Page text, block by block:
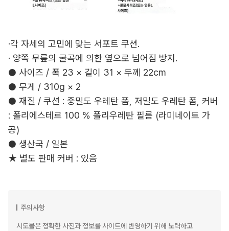
·각 자세의 고민에 맞는 서포트 쿠션.
· 양쪽 무릎의 굴곡에 의한 옆으로 넘어짐 방지.
● 사이즈 / 폭 23 × 길이 31 × 두께 22cm
● 무게 / 310g × 2
● 재질 / 쿠션 : 중밀도 우레탄 폼, 저밀도 우레탄 폼, 커버
: 폴리에스테르 100 % 폴리우레탄 필름 (라미네이트 가
공)
● 생산국 / 일본
★ 별도 판매 커버 : 있음
주의사항
시도몰은 정확한 사진과 정보를 사이트에 반영하기 위해 노력하고